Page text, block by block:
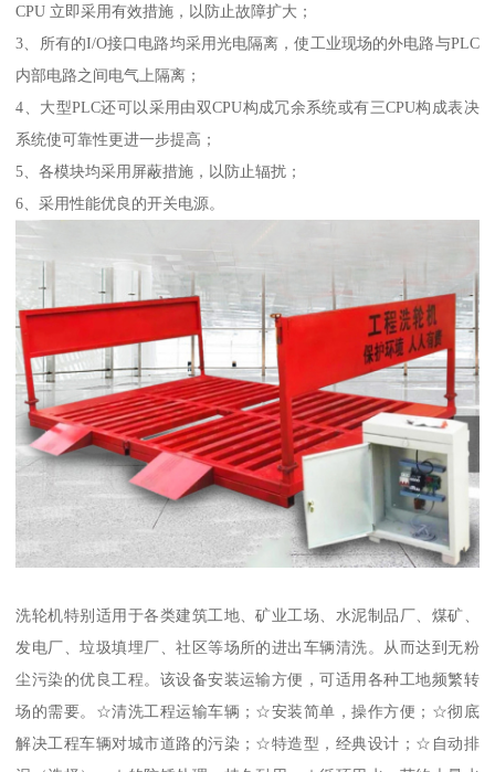
CPU 立即采用有效措施，以防止故障扩大；
3、所有的I/O接口电路均采用光电隔离，使工业现场的外电路与PLC
内部电路之间电气上隔离；
4、大型PLC还可以采用由双CPU构成冗余系统或有三CPU构成表决
系统使可靠性更进一步提高；
5、各模块均采用屏蔽措施，以防止辐扰；
6、采用性能优良的开关电源。
洗轮机特别适用于各类建筑工地、矿业工场、水泥制品厂、煤矿、
发电厂、垃圾填埋厂、社区等场所的进出车辆清洗。从而达到无粉
尘污染的优良工程。该设备安装运输方便，可适用各种工地频繁转
场的需要。☆清洗工程运输车辆；☆安装简单，操作方便；☆彻底
解决工程车辆对城市道路的污染；☆特造型，经典设计；☆自动排